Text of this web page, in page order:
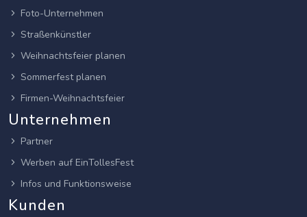
Foto-Unternehmen
Straßenkünstler
Weihnachtsfeier planen
Sommerfest planen
Firmen-Weihnachtsfeier
Unternehmen
Partner
Werben auf EinTollesFest
Infos und Funktionsweise
Kunden